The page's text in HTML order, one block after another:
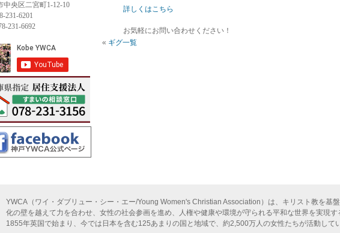
中央区二宮町1-12-10
231-6201
231-6692
詳しくはこちら
お気軽にお問い合わせください！
« ギグ一覧
YWCA（ワイ・ダブリュー・シー・エー/Young Women's Christian Association）は、キリスト教を基
化の壁を越えて力を合わせ、女性の社会参画を進め、人権や健康や環境が守られる平和な世界を実現す
1855年英国で始まり、今では日本を含む125あまりの国と地域で、約2,500万人の女性たちが活動してい